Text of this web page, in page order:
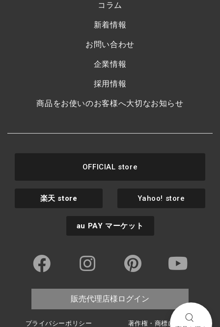
コラム
新着情報
お問い合わせ
企業情報
採用情報
商品をお使いのお客様へ大切なお知らせ
OFFICIAL store
楽天 store Yahoo! store
au PAY マーケット
販売代理店様ログイン
プライバシーポリシー 著作権・商標について